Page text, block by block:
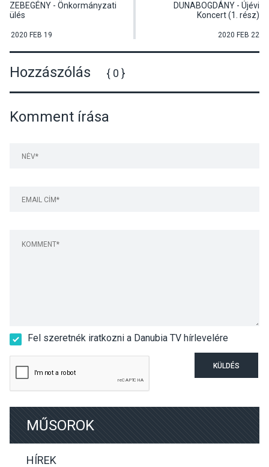
ZEBEGÉNY - Önkormányzati
ülés
2020 FEB 19
DUNABOGDÁNY - Újévi
Koncert (1. rész)
2020 FEB 22
Hozzászólás { 0 }
Komment írása
Fel szeretnék iratkozni a Danubia TV hírlevelére
KÜLDÉS
MŰSOROK
HÍREK